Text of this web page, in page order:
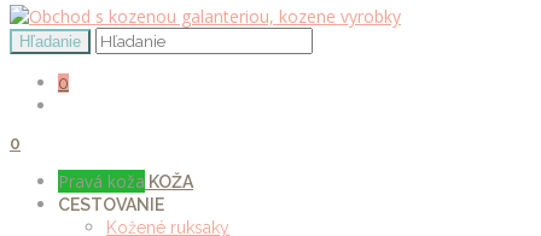
0
0
Pravá koža KOŽA
CESTOVANIE
Kožené ruksaky